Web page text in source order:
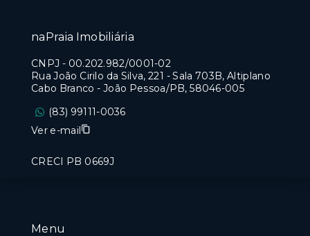
Menu
naPraia Imobiliária
CNPJ - 00.202.982/0001-02
Rua João Cirilo da Silva, 221 - Sala 703B, Altiplano
Cabo Branco - João Pessoa/PB, 58046-005
(83) 99111-0036
Ver e-mail
CRECI PB 0669J